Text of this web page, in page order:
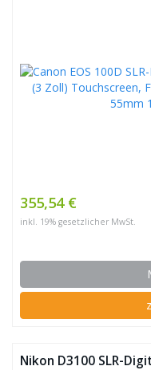
355,54 €
inkl. 19% gesetzlicher MwSt.
Nikon D3100 SLR-